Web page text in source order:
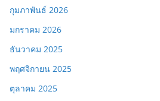
กุมภาพันธ์ 2026
มกราคม 2026
ธันวาคม 2025
พฤศจิกายน 2025
ตุลาคม 2025